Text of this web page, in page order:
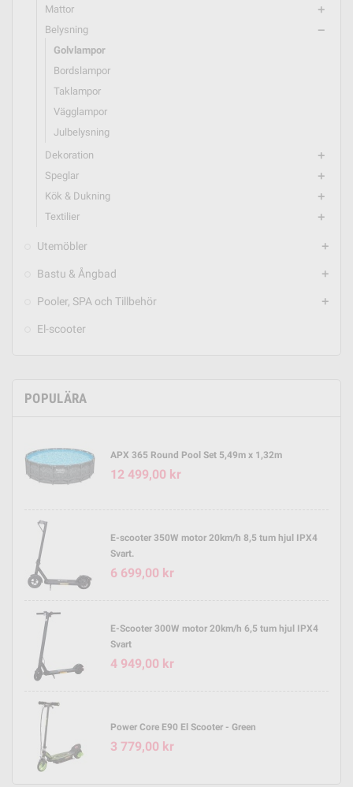
Mattor add
Belysning remove
Golvlampor
Bordslampor
Taklampor
Vägglampor
Julbelysning
Dekoration
add
Speglar add
Kök & Dukning add
Textilier add
Utemöbler add
Bastu & Ångbad add
Pooler, SPA och Tillbehör add
El-scooter
POPULÄRA
APX 365 Round Pool Set 5,49m x 1,32m
12 499,00 kr
E-scooter 350W motor 20km/h 8,5 tum hjul IPX4
Svart.
6 699,00 kr
E-Scooter 300W motor 20km/h 6,5 tum hjul IPX4
Svart
4 949,00 kr
Power Core E90 El Scooter - Green
3 779,00 kr